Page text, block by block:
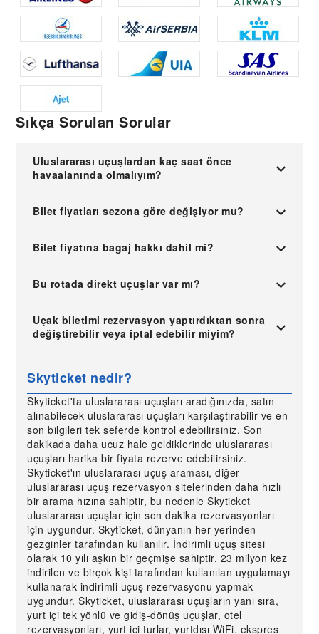
Sıkça Sorulan Sorular
Uluslararası uçuşlardan kaç saat önce
havaalanında olmalıyım?
Bilet fiyatları sezona göre değişiyor mu?
Bilet fiyatına bagaj hakkı dahil mi?
Bu rotada direkt uçuşlar var mı?
Uçak biletimi rezervasyon yaptırdıktan sonra
değiştirebilir veya iptal edebilir miyim?
Skyticket nedir?
Skyticket'ta uluslararası uçuşları aradığınızda, satın
alınabilecek uluslararası uçuşları karşılaştırabilir ve en
son bilgileri tek seferde kontrol edebilirsiniz. Son
dakikada daha ucuz hale geldiklerinde uluslararası
uçuşları harika bir fiyata rezerve edebilirsiniz.
Skyticket'ın uluslararası uçuş araması, diğer
uluslararası uçuş rezervasyon sitelerinden daha hızlı
bir arama hızına sahiptir, bu nedenle Skyticket
uluslararası uçuşlar için son dakika rezervasyonları
için uygundur. Skyticket, dünyanın her yerinden
gezginler tarafından kullanılır. İndirimli uçuş sitesi
olarak 10 yılı aşkın bir geçmişe sahiptir. 23 milyon kez
indirilen ve birçok kişi tarafından kullanılan uygulamayı
kullanarak indirimli uçuş rezervasyonu yapmak
uygundur. Skyticket, uluslararası uçuşların yanı sıra,
yurt içi tek yönlü ve gidiş-dönüş uçuşlar, otel
rezervasyonları, yurt içi turlar, yurtdışı WiFi, ekspres